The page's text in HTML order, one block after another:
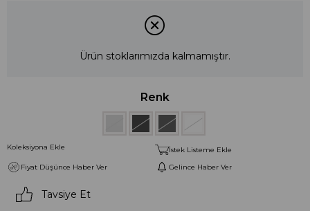
Ürün stoklarımızda kalmamıştır.
Renk
Koleksiyona Ekle
İstek Listeme Ekle
Fiyat Düşünce Haber Ver
Gelince Haber Ver
Tavsiye Et